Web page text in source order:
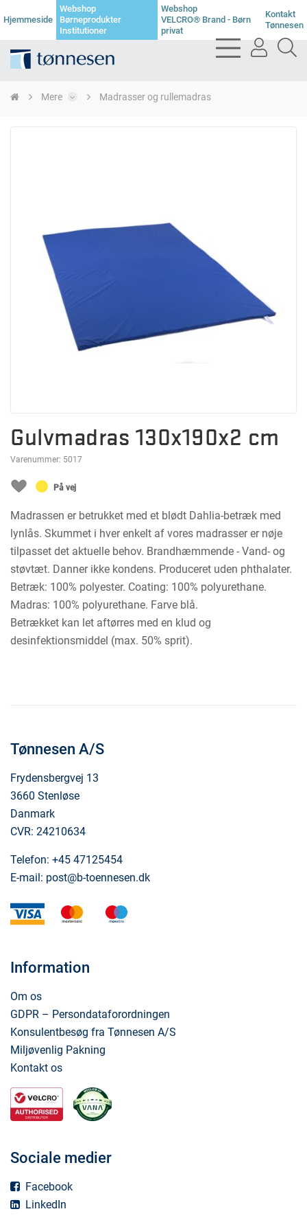
Hjemmeside
Webshop
Børneprodukter
Institutioner
Webshop
VELCRO® Brand - Børn
privat
Kontakt
Tønnesen
bars
light
user
Mere Madrasser og rullemadras
Gulvmadras 130x190x2 cm
Varenummer: 5017
På vej
Madrassen er betrukket med et blødt Dahlia-betræk med
lynlås. Skummet i hver enkelt af vores madrasser er nøje
tilpasset det aktuelle behov. Brandhæmmende - Vand- og
støvtæt. Danner ikke kondens. Produceret uden phthalater.
Betræk: 100% polyester. Coating: 100% polyurethane.
Madras: 100% polyurethane. Farve blå.
Betrækket kan let aftørres med en klud og
desinfektionsmiddel (max. 50% sprit).
Tønnesen A/S
Frydensbergvej 13
3660 Stenløse
Danmark
CVR: 24210634
Telefon: +45 47125454
E-mail: post@b-toennesen.dk
visa mastercard
Information
Om os
GDPR – Persondataforordningen
Konsulentbesøg fra Tønnesen A/S
Miljøvenlig Pakning
Kontakt os
Sociale medier
Facebook
LinkedIn